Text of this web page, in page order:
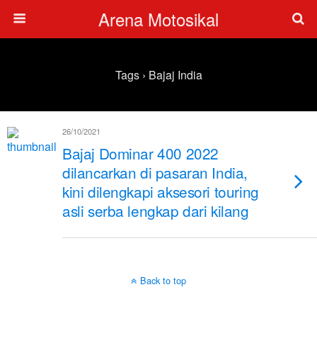
Arena Motosikal
Tags › Bajaj India
26/10/2021
Bajaj Dominar 400 2022
dilancarkan di pasaran India,
kini dilengkapi aksesori touring
asli serba lengkap dari kilang
Back to top